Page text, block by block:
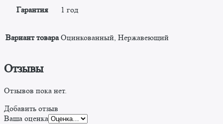
Гарантия 1 год
Вариант товара Оцинкованный, Нержавеющий
Отзывы
Отзывов пока нет.
Добавить отзыв
Ваша оценка